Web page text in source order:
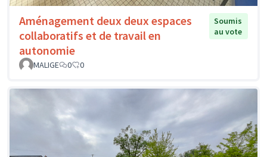
Aménagement deux deux espaces
collaboratifs et de travail en
autonomie
Soumis
au vote
MALIGE 0 0